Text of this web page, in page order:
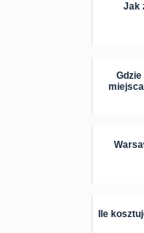
Jak
Ile